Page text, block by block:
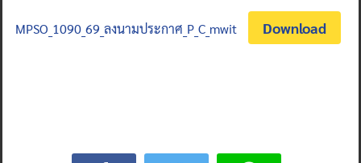
MPSO_1090_69_ลงนามประกาศ_P_C_mwit Download